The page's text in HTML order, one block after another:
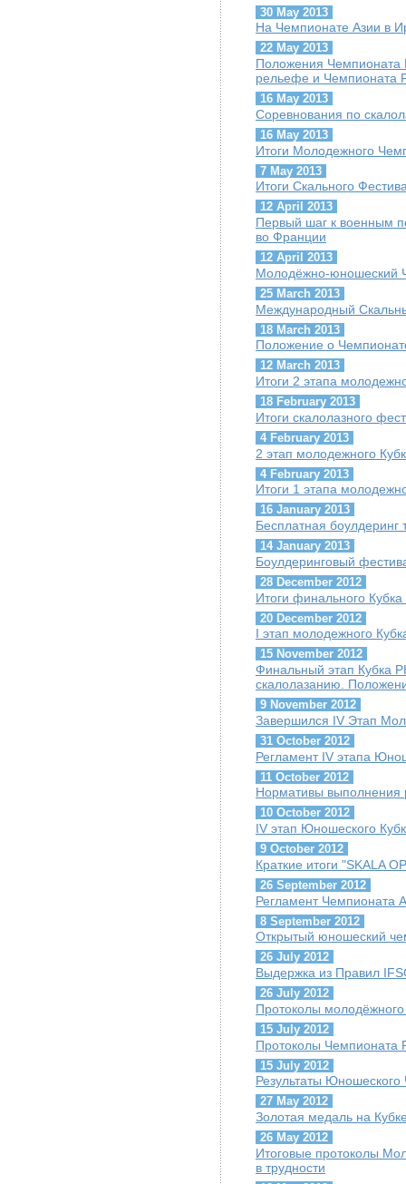
30 May 2013
На Чемпионате Азии в
22 May 2013
Положения Чемпионата
рельефе и Чемпионата
16 May 2013
Cоревнования по
16 May 2013
Итоги Молодежного
7 May 2013
Итоги Скального
12 April 2013
Первый шаг к военным
во Франции
12 April 2013
Молодёжно-юношеский
25 March 2013
Международный
18 March 2013
Положение о
12 March 2013
Итоги 2 этапа
18 February 2013
Итоги скалолазного
4 February 2013
2 этап молодежного
4 February 2013
Итоги 1 этапа
16 January 2013
Бесплатная боулдеринг
14 January 2013
Боулдеринговый
28 December 2012
Итоги финального
20 December 2012
I этап молодежного
15 November 2012
Финальный этап Кубка
скалолазанию.
9 November 2012
Завершился IV Этап
31 October 2012
Регламент IV этапа
11 October 2012
Нормативы выполнения
10 October 2012
IV этап Юношеского
9 October 2012
Краткие итоги "SKALA
26 September 2012
Регламент Чемпионата
8 September 2012
Открытый юношеский
26 July 2012
Выдержка из Правил
26 July 2012
Протоколы
15 July 2012
Протоколы Чемпионата
15 July 2012
Результаты
27 May 2012
Золотая медаль на
26 May 2012
Итоговые протоколы
в трудности